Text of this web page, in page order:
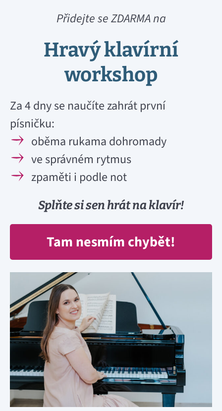
Přidejte se ZDARMA na
Hravý klavírní
workshop
Za 4 dny se naučíte zahrát první
písničku:
oběma rukama dohromady
ve správném rytmus
zpaměti i podle not
Splňte si sen hrát na klavír!
Tam nesmím chybět!